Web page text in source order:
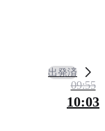
出発済
09:55
10:03